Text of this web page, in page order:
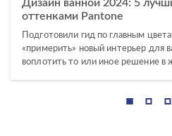
Дизайн ванной 2024: 5
оттенками Pantone
Подготовили гид по главным
«примерить» новый интерьер для
воплотить то или иное решение в